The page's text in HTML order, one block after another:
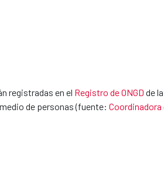
registradas en el Registro de ONGD de
de personas (fuente: Coordinadora